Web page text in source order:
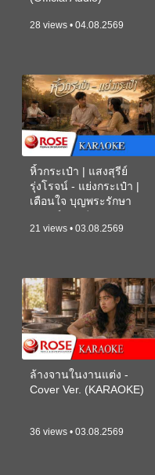
28 views • 04.08.2569
หิ้วกระเป๋า | แสงสุรีย์
รุ่งโรจน์ - แย่งกระเป๋า |
เตือนใจ บุญพระรักษา
21 views • 03.08.2569
ล้างจานในงานแต่ง -
Cover Ver. (KARAOKE)
36 views • 03.08.2569